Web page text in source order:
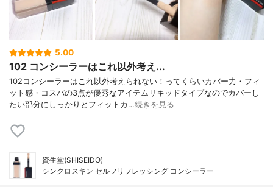
5.00
102 コンシーラーはこれ以外考え...
102コンシーラーはこれ以外考えられない！ってくらいカバー力・フィ
ット感・コスパの3点が優秀なアイテムリキッドタイプなのでカバーし
たい部分にしっかりとフィットカ…続きを見る
資生堂(SHISEIDO)
シンクロスキン セルフリフレッシング コンシーラー